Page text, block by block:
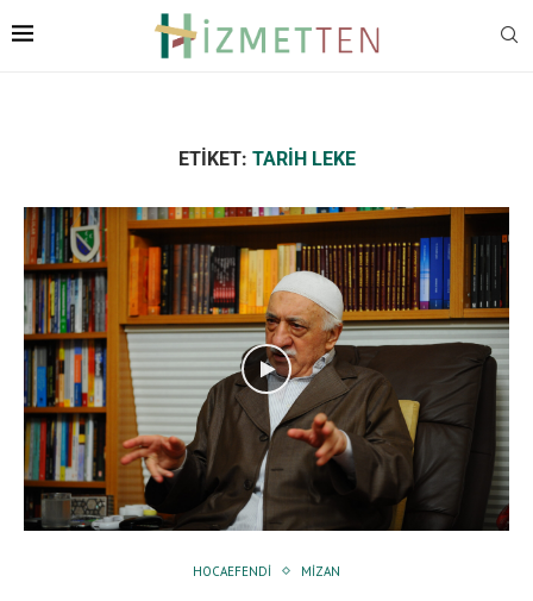
ETIKET: TARIH LEKE
HOCAEFENDI MIZAN